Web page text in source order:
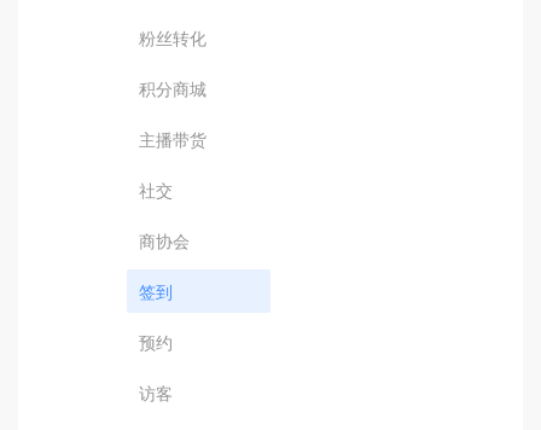
粉丝转化
积分商城
主播带货
社交
商协会
签到
预约
访客